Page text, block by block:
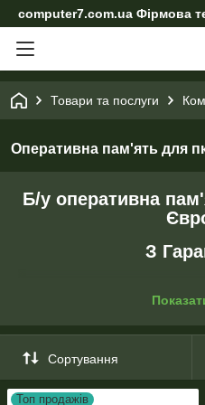
computer7.com.ua Фірмова
Товари та послуги
Оперативна пам'ять для
Б/у оперативна
З
ОЗП) – це мікросхема, яка не
якісної роботи потрібна
інформації короткочасно або
Але для покупця ПК інтерес,
Сортування
Топ продажів